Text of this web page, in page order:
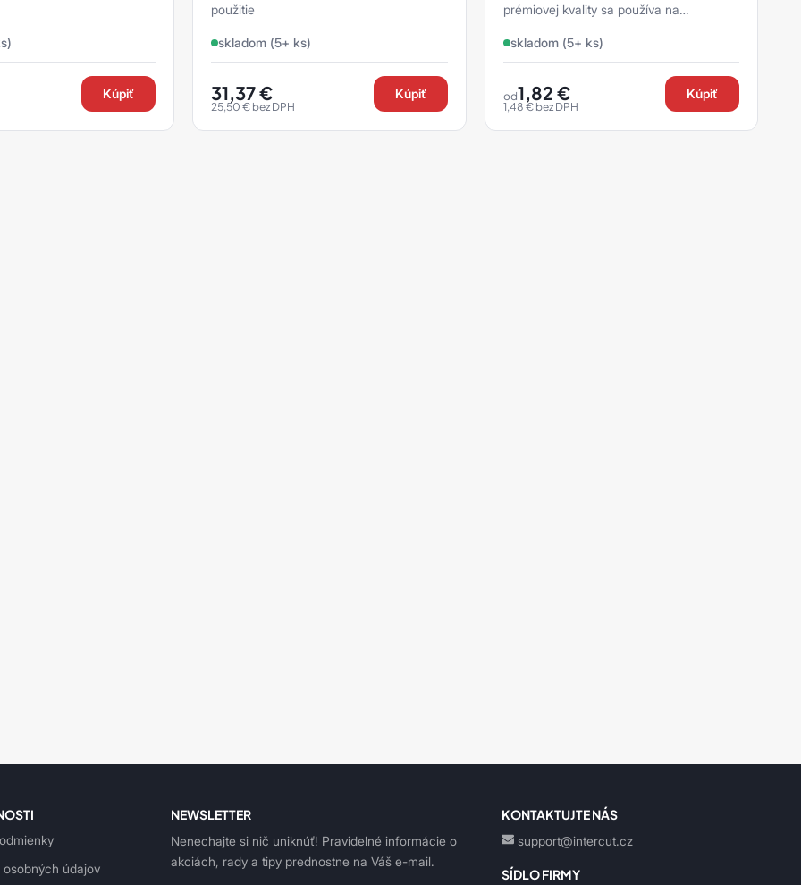
Kúpiť
použitie
skladom (5+ ks)
31,37€
25,50€ bez DPH
Kúpiť
prémiovej kvality sa používa na
zväzkovanie, lepenie, tesnen ...
skladom (5+ ks)
od1,82 €
1,48 €bez DPH
Kúpiť
údajov
NEWSLETTER
Nenechajte si nič uniknúť! Pravidelné informácie o
akciách, rady a tipy prednostne na Váš e-mail.
KONTAKTUJTE NÁS
support@intercut.cz
SÍDLO FIRMY